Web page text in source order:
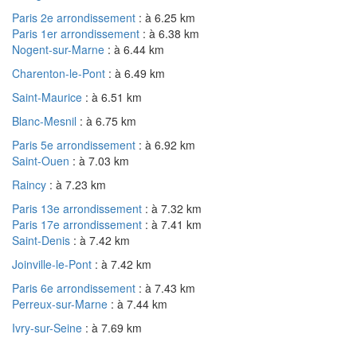
Paris 2e arrondissement : à 6.25 km
Paris 1er arrondissement : à 6.38 km
Nogent-sur-Marne : à 6.44 km
Charenton-le-Pont : à 6.49 km
Saint-Maurice : à 6.51 km
Blanc-Mesnil : à 6.75 km
Paris 5e arrondissement : à 6.92 km
Saint-Ouen : à 7.03 km
Raincy : à 7.23 km
Paris 13e arrondissement : à 7.32 km
Paris 17e arrondissement : à 7.41 km
Saint-Denis : à 7.42 km
Joinville-le-Pont : à 7.42 km
Paris 6e arrondissement : à 7.43 km
Perreux-sur-Marne : à 7.44 km
Ivry-sur-Seine : à 7.69 km